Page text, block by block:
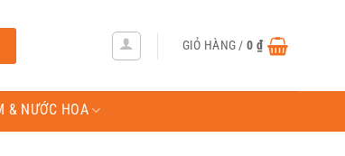
GIỎ HÀNG /0 ₫
& NƯỚC HOA